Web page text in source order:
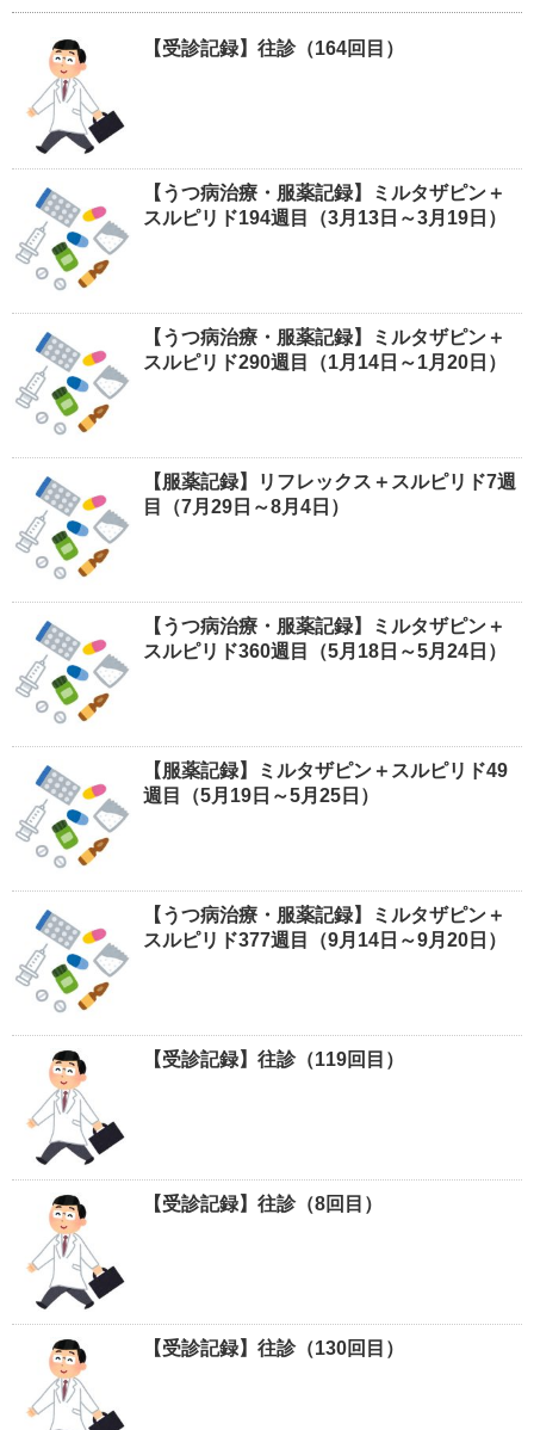
【受診記録】往診（164回目）
【うつ病治療・服薬記録】ミルタザピン＋
スルピリド194週目（3月13日～3月19日）
【うつ病治療・服薬記録】ミルタザピン＋
スルピリド290週目（1月14日～1月20日）
【服薬記録】リフレックス＋スルピリド7週
目（7月29日～8月4日）
【うつ病治療・服薬記録】ミルタザピン＋
スルピリド360週目（5月18日～5月24日）
【服薬記録】ミルタザピン＋スルピリド49
週目（5月19日～5月25日）
【うつ病治療・服薬記録】ミルタザピン＋
スルピリド377週目（9月14日～9月20日）
【受診記録】往診（119回目）
【受診記録】往診（8回目）
【受診記録】往診（130回目）